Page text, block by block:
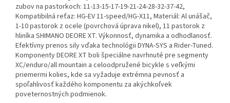
zubov na pastorkoch: 11-13-15-17-19-21-24-28-32-37-42,
Kompatibilná reťaz: HG-EV 11-speed/HG-X11, Materiál: Al unášač,
1-10 pastorok z ocele (povrchová úprava nikel), 11 pastorok z
hliníka SHIMANO DEORE XT. Výkonnosť, dynamika a odhodlanosť.
Efektívny prenos sily vďaka technológii DYNA-SYS a Rider-Tuned.
Komponenty DEORE XT boli špeciálne navrhnuté pre segmenty
XC/enduro/all mountain a celoodpružené bicykle s veľkými
priemermi kolies, kde sa vyžaduje extrémna pevnosť a
spoľahlivosť každého komponentu za akýchkoľvek
poveternostných podmienok.